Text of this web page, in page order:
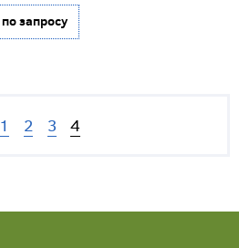
по запросу
1 2 3 4